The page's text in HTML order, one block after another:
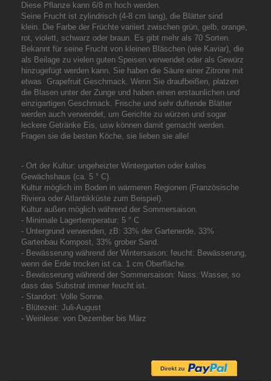
Diese Pflanze kann 6/8 m hoch werden.
Seine Frucht ist zylindrisch (4-8 cm lang), die Blätter sind
klein. Die Farbe der Früchte variiert zwischen grün, gelb, orange,
rot, violett, schwarz oder braun. Es gibt mehr als 70 Sorten.
Bekannt für seine Frucht von kleinen Bläschen (wie Kaviar), die
als Beilage zu vielen guten Speisen verwendet oder als Gewürz
hinzugefügt werden kann. Sie haben die Säure einer Zitrone mit
etwas Grapefruit Geschmack. Wenn Sie draufbeißen, platzen
die Blasen unter der Zunge und haben einen erstaunlichen und
einzigartigen Geschmack. Frische und sehr duftende Blätter
werden auch verwendet, um Gerichte zu würzen und sogar
leckere Getränke Eis, usw können damit gemacht werden.
Fragen sie die besten Köche, sie lieben sie alle!
- Ort der Kultur: ungeheizter Wintergarten oder kaltes
Gewächshaus (ca. 5 ° C).
Kultur möglich im Boden in wärmeren Regionen (Französische
Riviera oder Atlantikküste zum Beispiel).
Kultur außen möglich während der Sommersaison.
- Minimale Lagertemperatur: 5 ° C
- Untergrund verwenden, zB: 33% der Gartenerde, 33%
Gartenbau Kompost, 33% grober Sand.
- Bewässerung während der Wintersaison: feucht: Bewässerung,
wenn die Erde trocken ist ca. 1 cm Oberfläche.
- Bewässerung während der Sommersaison: Nass: Wasser, so
dass das Substrat immer feucht ist.
- Standort: Volle Sonne.
- Blütezeit: Juli-August
- Weinlese: von Dezember bis März